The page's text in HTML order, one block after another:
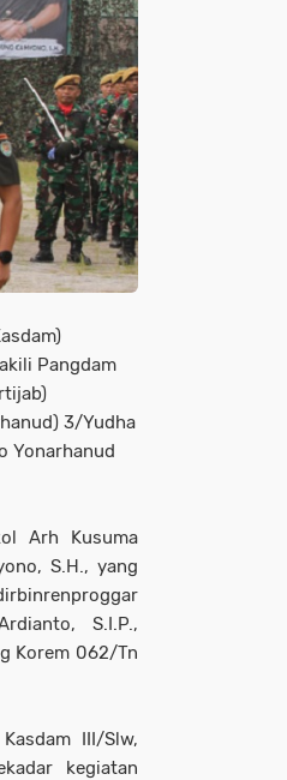
Pangdam
3/Yudha
Yonarhanud
Arh Kusuma
S.H., yang
S.I.P.,
Korem 062/Tn
III/Slw,
kegiatan